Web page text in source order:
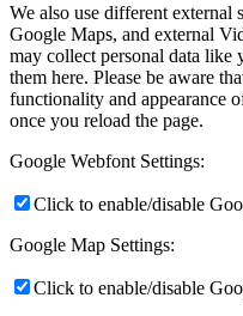
We also use different external
Google Maps, and external
may collect personal data
them here. Please be aware
functionality and appearance
once you reload the page.
Google Webfont Settings:
Click to enable/disable
Google Map Settings:
Click to enable/disable